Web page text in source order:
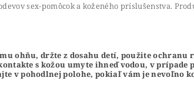
sex-pomôcok a koženého príslušenstva.
ohňu, držte z dosahu detí, použite
s kožou umyte ihneď vodou, v
v pohodlnej polohe, pokiaľ vám je nevoľno